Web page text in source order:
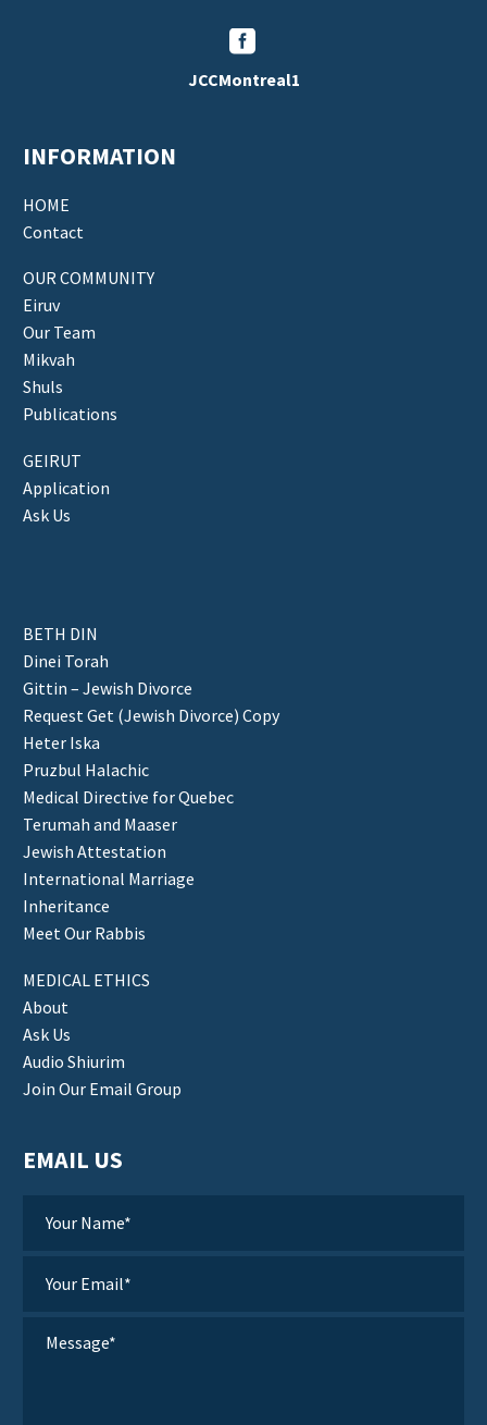


JCCMontreal1
INFORMATION
HOME
Contact
OUR COMMUNITY
Eiruv
Our Team
Mikvah
Shuls
Publications
GEIRUT
Application
Ask Us
BETH DIN
Dinei Torah
Gittin – Jewish Divorce
Request Get (Jewish Divorce) Copy
Heter Iska
Pruzbul Halachic
Medical Directive for Quebec
Terumah and Maaser
Jewish Attestation
International Marriage
Inheritance
Meet Our Rabbis
MEDICAL ETHICS
About
Ask Us
Audio Shiurim
Join Our Email Group
EMAIL US